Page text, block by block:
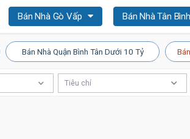
Bán Nhà Gò Vấp Bán Nhà Tân Bình
Bán Nhà Quận Bình Tân Dưới 10 Tỷ
Tiêu chí